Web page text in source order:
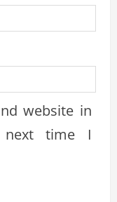
website in
time I